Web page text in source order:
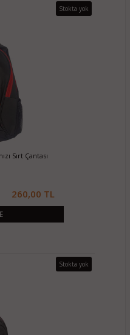
Stokta yok
Sırt Çantası
260,00 TL
Stokta yok